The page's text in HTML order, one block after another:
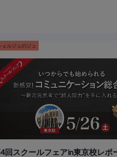
ェルジュのジュ
回スクールフェアin東京校レポ